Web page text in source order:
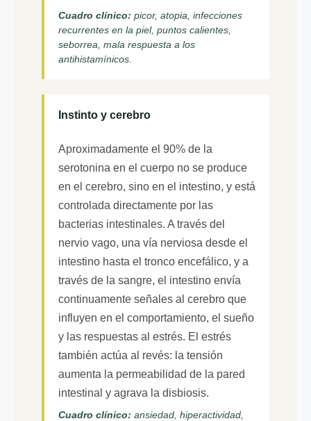
Cuadro clínico: picor, atopia, infecciones
recurrentes en la piel, puntos calientes,
seborrea, mala respuesta a los
antihistamínicos.
Instinto y cerebro
Aproximadamente el 90% de la
serotonina en el cuerpo no se produce
en el cerebro, sino en el intestino, y está
controlada directamente por las
bacterias intestinales. A través del
nervio vago, una vía nerviosa desde el
intestino hasta el tronco encefálico, y a
través de la sangre, el intestino envía
continuamente señales al cerebro que
influyen en el comportamiento, el sueño
y las respuestas al estrés. El estrés
también actúa al revés: la tensión
aumenta la permeabilidad de la pared
intestinal y agrava la disbiosis.
Cuadro clínico: ansiedad, hiperactividad,